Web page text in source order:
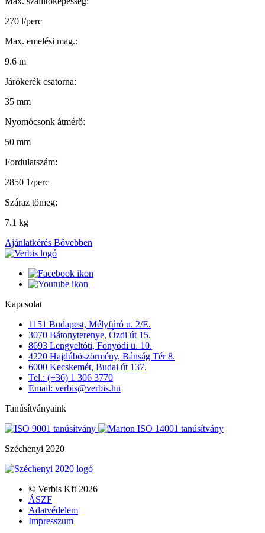
270 l/perc
Max. emelési mag.:
9.6 m
Járókerék csatorna:
35 mm
Nyomócsonk átmérő:
50 mm
Fordulatszám:
2850 1/perc
Száraz tömeg:
7.1 kg
Ajánlatkérés Bővebben
Kapcsolat
1151 Budapest, Mélyfúró u. 2/E.
3070 Bátonyterenye, Ózdi út 15.
8693 Lengyeltóti, Fonyódi u. 10.
4220 Hajdúböszörmény, Bánság Tér 8.
6000 Kecskemét, Budai út 137.
Tel.: (+36) 1 306 3770
Email: verbis@verbis.hu
Tanúsítványaink
Széchenyi 2020
© Verbis Kft 2026
ÁSZF
Adatvédelem
Impresszum